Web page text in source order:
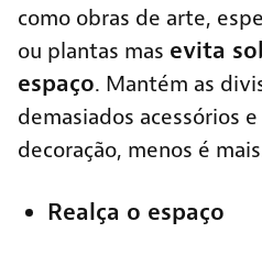
como obras de arte,
ou plantas mas evita
espaço. Mantém as
demasiados acessórios
decoração, menos é
Realça o espaço